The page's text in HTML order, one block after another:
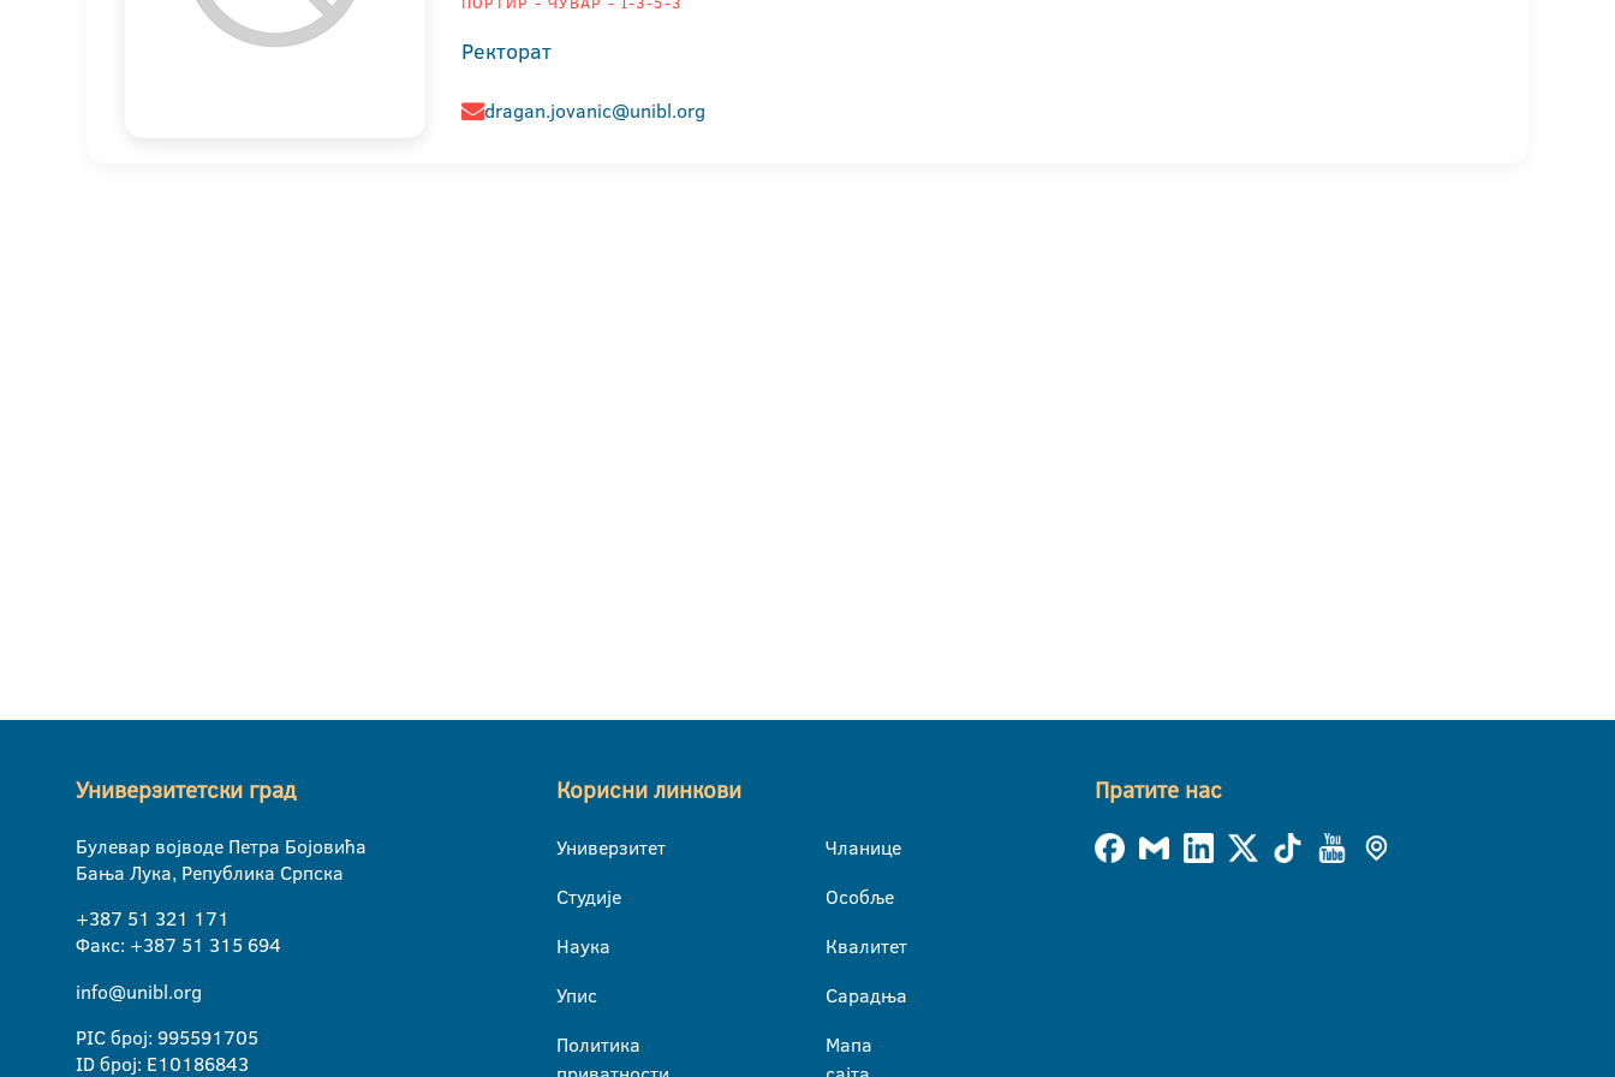
Ректорат
dragan.jovanic@unibl.org
Универзитетски град
Булевар војводе Петра Бојовића
Бања Лука, Република Српска
+387 51 321 171
Факс: +387 51 315 694
info@unibl.org
PIC број: 995591705
ID број: E10186843
Корисни линкови
Универзитет
Студије
Наука
Упис
Политика
Чланице
Особље
Квалитет
Сарадња
Мапа
Пратите нас